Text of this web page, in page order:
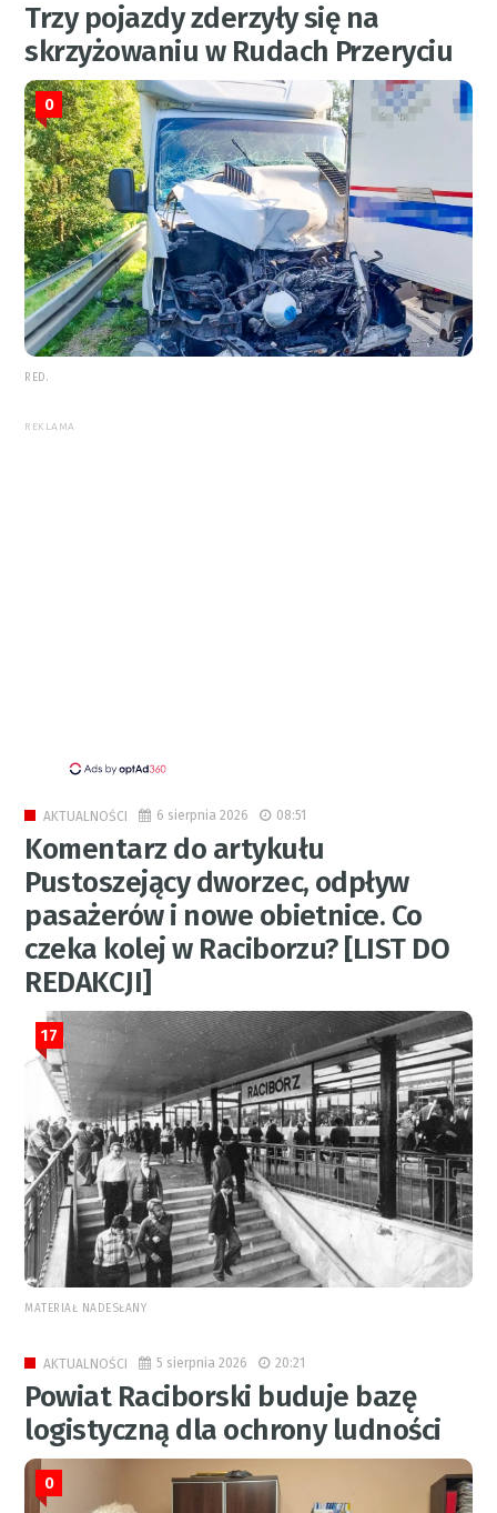
Trzy pojazdy zderzyły się na
skrzyżowaniu w Rudach Przeryciu
0
RED.
REKLAMA
AKTUALNOŚCI 6 sierpnia 2026 08:51
Komentarz do artykułu
Pustoszejący dworzec, odpływ
pasażerów i nowe obietnice. Co
czeka kolej w Raciborzu? [LIST DO
REDAKCJI]
17
MATERIAŁ NADESŁANY
AKTUALNOŚCI 5 sierpnia 2026 20:21
Powiat Raciborski buduje bazę
logistyczną dla ochrony ludności
0